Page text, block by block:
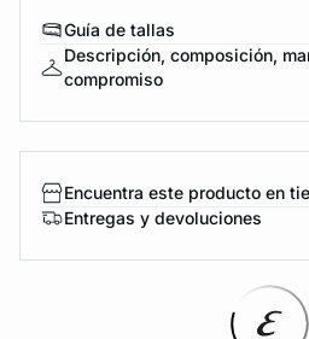
Guía de tallas
Descripción, composición,
compromiso
Encuentra este producto en
Entregas y devoluciones